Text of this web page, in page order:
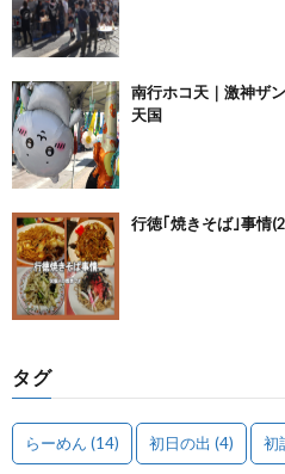
南行ホコ天｜激神ザ
天国
行徳｢焼きそば｣事情
タグ
らーめん (14) 初日の出 (4) 初